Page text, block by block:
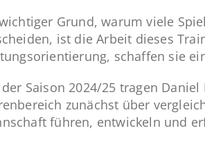
Grund, warum viele
ist die Arbeit dieses
schaffen sie
der Saison 2024/25 tragen
zunächst über
führen, entwickeln und